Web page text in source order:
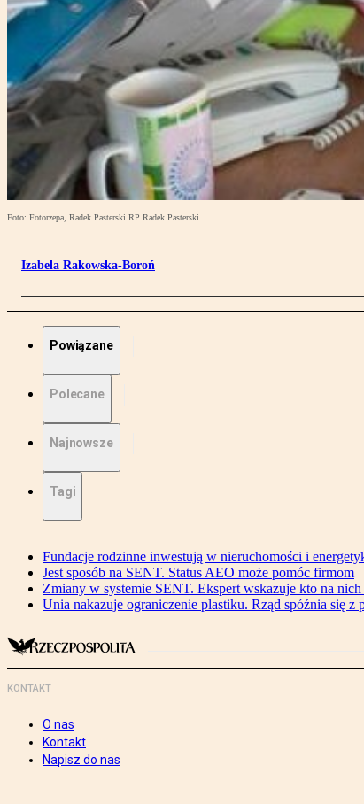
Foto: Fotorzepa, Radek Pasterski RP Radek Pasterski
Izabela Rakowska-Boroń
Powiązane
Polecane
Najnowsze
Tagi
Fundacje rodzinne inwestują w nieruchomości i
Jest sposób na SENT. Status AEO może pomóc firmom
Zmiany w systemie SENT. Ekspert wskazuje kto na nich
Unia nakazuje ograniczenie plastiku. Rząd spóźnia się z
KONTAKT
O nas
Kontakt
Napisz do nas